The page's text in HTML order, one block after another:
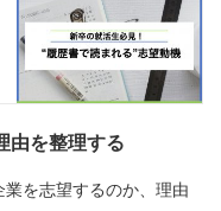
由を整理する
を志望するのか、理由